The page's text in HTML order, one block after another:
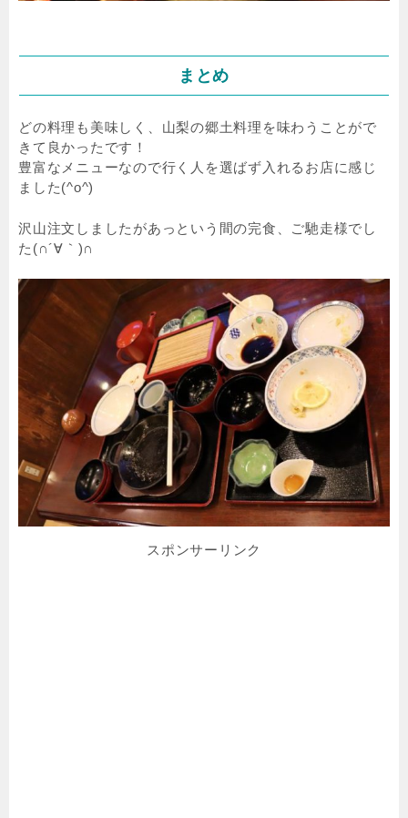
まとめ
どの料理も美味しく、山梨の郷土料理を味わうことがで
きて良かったです！
豊富なメニューなので行く人を選ばず入れるお店に感じ
ました(^o^)
沢山注文しましたがあっという間の完食、ご馳走様でし
た(∩´∀｀)∩
スポンサーリンク